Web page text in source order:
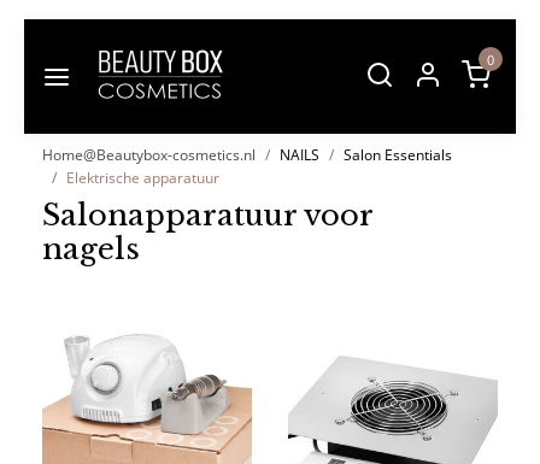
0
Home@Beautybox-cosmetics.nl NAILS
Salon Essentials
Elektrische apparatuur
Salonapparatuur voor
nagels